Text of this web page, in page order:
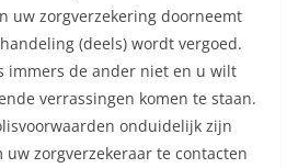
uw zorgverzekering doorneemt
(deels) wordt vergoed.
immers de ander niet en u wilt
verrassingen komen te staan.
onduidelijk zijn
zorgverzekeraar te contacten